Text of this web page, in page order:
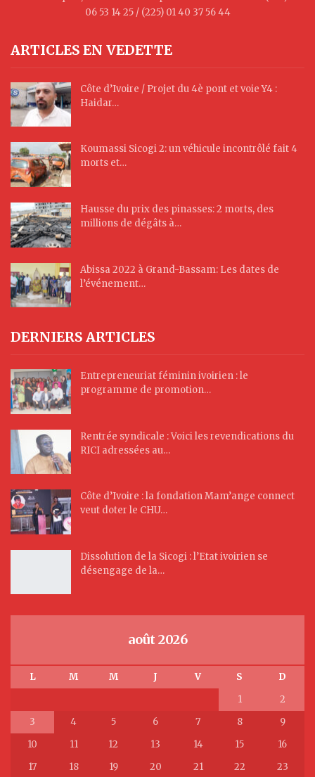
06 53 14 25 / (225) 01 40 37 56 44
ARTICLES EN VEDETTE
Côte d’Ivoire / Projet du 4è pont et voie Y4 :
Haidar…
Koumassi Sicogi 2: un véhicule incontrôlé fait 4
morts et…
Hausse du prix des pinasses: 2 morts, des
millions de dégâts à…
Abissa 2022 à Grand-Bassam: Les dates de
l’événement…
DERNIERS ARTICLES
Entrepreneuriat féminin ivoirien : le
programme de promotion…
Rentrée syndicale : Voici les revendications du
RICI adressées au…
Côte d’Ivoire : la fondation Mam’ange connect
veut doter le CHU…
Dissolution de la Sicogi : l’Etat ivoirien se
désengage de la…
août 2026
L M M J V S
D
1
2
3
4 5 6 7 8
9
10
11 12 13 14 15
16
17
18 19 20 21 22 23